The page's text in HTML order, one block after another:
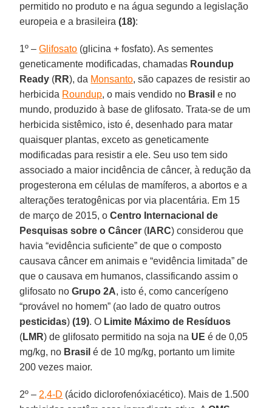
permitido no produto e na água segundo a legislação
europeia e a brasileira(18):
1º –Glifosato (glicina + fosfato). As sementes
geneticamente modificadas, chamadas Roundup
Ready (RR), da Monsanto, são capazes de resistir ao
herbicida Roundup, o mais vendido no Brasil e no
mundo, produzido à base de glifosato. Trata-se de um
herbicida sistêmico, isto é, desenhado para matar
quaisquer plantas, exceto as geneticamente
modificadas para resistir a ele. Seu uso tem sido
associado a maior incidência de câncer, à redução da
progesterona em células de mamíferos, a abortos e a
alterações teratogênicas por via placentária. Em 15
de março de 2015, oCentro Internacional de
Pesquisas sobre o Câncer ( IARC) considerou que
havia “evidência suficiente” de que o composto
causava câncer em animais e “evidência limitada” de
que o causava em humanos, classificando assim o
glifosato noGrupo 2A, isto é, como cancerígeno
“provável no homem” (ao lado de quatro outros
pesticidas)(19). O Limite Máximo de Resíduos
(LMR) de glifosato permitido na soja na UE é de 0,05
mg/kg, no Brasil é de 10 mg/kg, portanto um limite
200 vezes maior.
2º – 2,4-D (ácido diclorofenóxiacético). Mais de 1.500